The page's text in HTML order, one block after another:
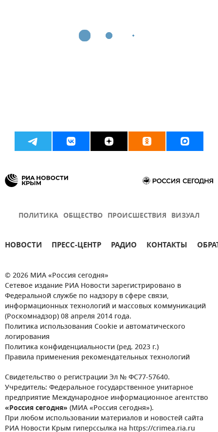
ПОЛИТИКА ОБЩЕСТВО ПРОИСШЕСТВИЯ ВИЗУАЛ
НОВОСТИ ПРЕСС-ЦЕНТР РАДИО КОНТАКТЫ
© 2026 МИА «Россия сегодня»
Сетевое издание РИА Новости зарегистрировано в
Федеральной службе по надзору в сфере связи,
информационных технологий и массовых коммуникаций
(Роскомнадзор) 08 апреля 2014 года.
Политика использования Cookie и автоматического
логирования
Политика конфиденциальности (ред. 2023 г.)
Правила применения рекомендательных технологий
Свидетельство о регистрации Эл № ФС77-57640.
Учредитель: Федеральное государственное унитарное
предприятие Международное информационное агентство
«Россия сегодня» (МИА «Россия сегодня»).
При любом использовании материалов и новостей сайта
РИА Новости Крым гиперссылка на https://crimea.ria.ru